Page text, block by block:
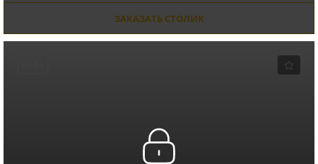
ЗАКАЗАТЬ СТОЛИК